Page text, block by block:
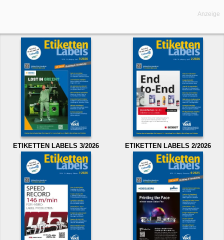
Anzeige
ETIKETTEN LABELS 3/2026 ETIKETTEN LABELS 2/2026